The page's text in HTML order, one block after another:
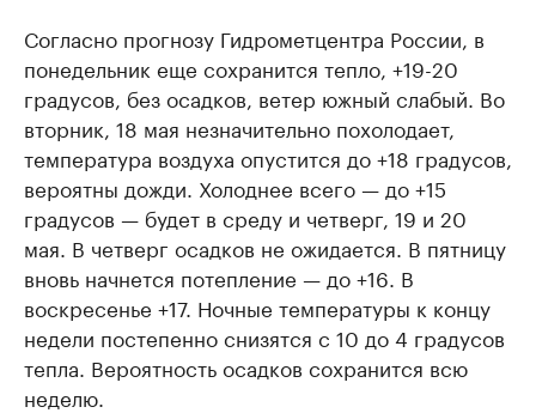
Согласно прогнозу Гидрометцентра России, в
понедельник еще сохранится тепло, +19-20
градусов, без осадков, ветер южный слабый. Во
вторник, 18 мая незначительно похолодает,
температура воздуха опустится до +18 градусов,
вероятны дожди. Холоднее всего — до +15
градусов — будет в среду и четверг, 19 и 20
мая. В четверг осадков не ожидается. В пятницу
вновь начнется потепление — до +16. В
воскресенье +17. Ночные температуры к концу
недели постепенно снизятся с 10 до 4 градусов
тепла. Вероятность осадков сохранится всю
неделю.